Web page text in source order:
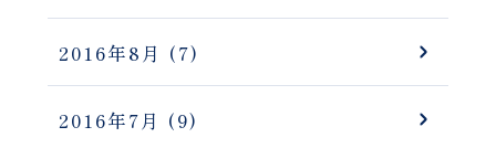
2016年8月 (7)
2016年7月 (9)